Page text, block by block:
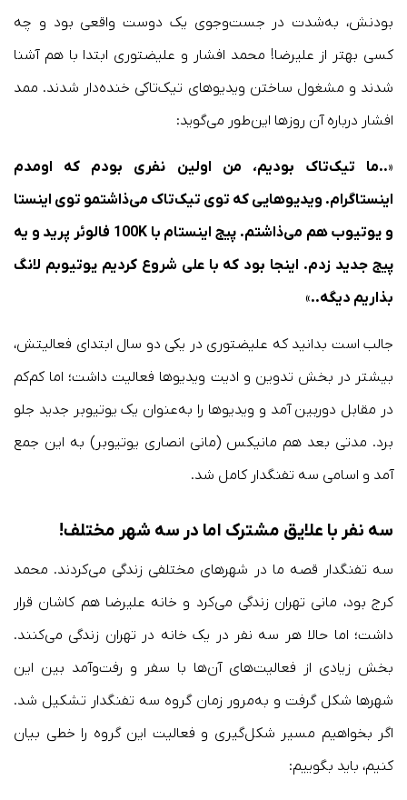
بودنش، به‌شدت در جست‌وجوی یک دوست واقعی بود و چه
کسی بهتر از علیرضا! محمد افشار و علیضتوری ابتدا با هم آشنا
شدند و مشغول ساختن ویدیوهای تیک‌تاکی خنده‌دار شدند. ممد
افشار درباره آن روزها این‌طور می‌گوید:
«..ما تیک‌تاک بودیم، من اولین نفری بودم که اومدم
اینستاگرام. ویدیوهایی که توی تیک‌تاک می‌ذاشتمو توی اینستا
و یوتیوب هم می‌ذاشتم. پیج اینستام با 100K
فالوئر پرید و یه
پیج جدید زدم. اینجا بود که با علی شروع کردیم یوتیوبم لانگ
بذاریم دیگه..»
جالب است بدانید که علیضتوری در یکی دو سال ابتدای فعالیتش،
بیشتر در بخش تدوین و ادیت ویدیوها فعالیت داشت؛ اما کم‌کم
در مقابل دوربین آمد و ویدیوها را به‌عنوان یک یوتیوبر جدید جلو
برد. مدتی بعد هم مانیکس (مانی انصاری یوتیوبر) به این جمع
آمد و اسامی سه تفنگدار کامل شد.
سه نفر با علایق مشترک اما در سه شهر مختلف!
سه تفنگدار قصه ما در شهرهای مختلفی زندگی می‌کردند. محمد
کرج بود، مانی تهران زندگی می‌کرد و خانه علیرضا هم کاشان قرار
داشت؛ اما حالا هر سه نفر در یک خانه در تهران زندگی می‌کنند.
بخش زیادی از فعالیت‌های آن‌ها با سفر و رفت‌وآمد بین این
شهرها شکل گرفت و به‌مرور زمان گروه سه تفنگدار تشکیل شد.
اگر بخواهیم مسیر شکل‌گیری و فعالیت این گروه را خطی بیان
کنیم، باید بگوییم: